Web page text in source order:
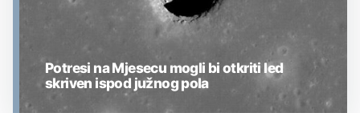
Potresi na Mjesecu mogli bi otkriti led
skriven ispod južnog pola